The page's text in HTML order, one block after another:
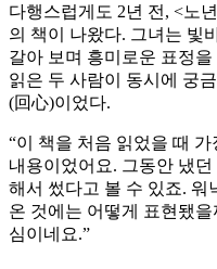
다행스럽게도 2년 전, <노
의 책이 나왔다. 그녀는 빛
갈아 보며 흥미로운 표정
읽은 두 사람이 동시에 궁
(回心)이었다.
“이 책을 처음 읽었을 때 가
내용이었어요. 그동안 냈
해서 썼다고 볼 수 있죠. 워
온 것에는 어떻게 표현됐
심이네요.”